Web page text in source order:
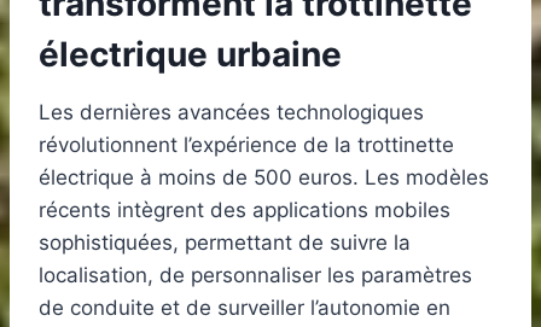
électrique urbaine
Les dernières avancées technologiques
révolutionnent l’expérience de la trottinette
électrique à moins de 500 euros. Les modèles
récents intègrent des applications mobiles
sophistiquées, permettant de suivre la
localisation, de personnaliser les paramètres
de conduite et de surveiller l’autonomie en